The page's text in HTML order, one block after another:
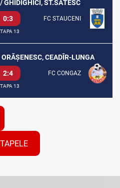
ST.SĂTESC
0:3 FC STAUCENI
13
CEADÎR-LUNGA
2:4 FC CONGAZ
13